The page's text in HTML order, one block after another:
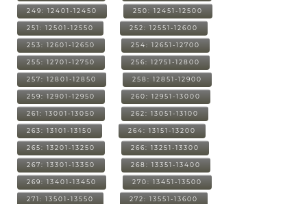
249: 12401-12450 250: 12451-12500
251: 12501-12550 252: 12551-12600
253: 12601-12650 254: 12651-12700
255: 12701-12750 256: 12751-12800
257: 12801-12850 258: 12851-12900
259: 12901-12950 260: 12951-13000
261: 13001-13050 262: 13051-13100
263: 13101-13150 264: 13151-13200
265: 13201-13250 266: 13251-13300
267: 13301-13350 268: 13351-13400
269: 13401-13450 270: 13451-13500
271: 13501-13550 272: 13551-13600